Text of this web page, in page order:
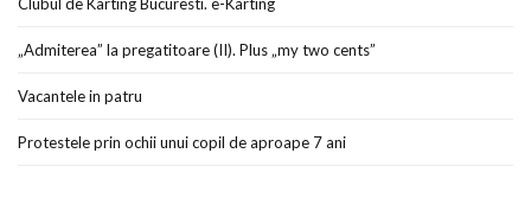
„Admiterea” la pregatitoare (II). Plus „my two cents”
Vacantele in patru
Protestele prin ochii unui copil de aproape 7 ani